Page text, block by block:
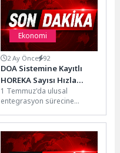
Ekonomi
2 Ay Önce 92
DOA Sistemine Kayıtlı
HOREKA Sayısı Hızla
Artıyor
1 Temmuz'da ulusal
entegrasyon sürecine
Ambalajlar (DOA)
Sisteminde HOREKA (otel,
restoran ve...